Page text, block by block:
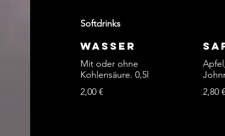
Softdrinks
Wasser
Mit oder ohne
Kohlensäure. 0,5l
2,00 €
2,80 €